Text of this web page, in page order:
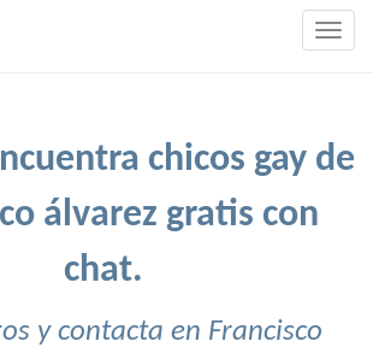
chicos gay de
álvarez gratis con
chat.
y contacta en Francisco